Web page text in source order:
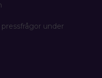
under